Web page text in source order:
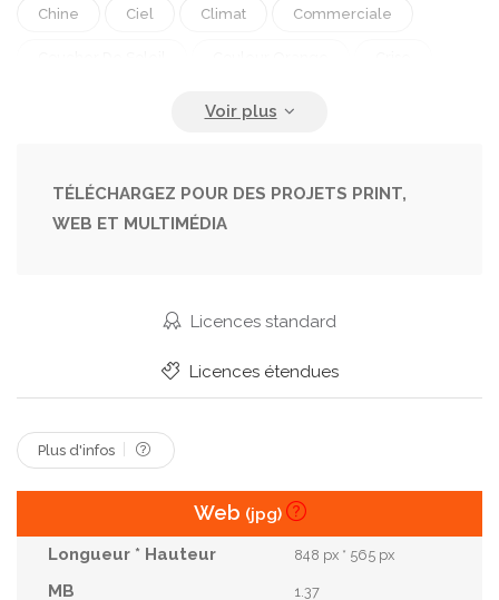
Chine Ciel Climat Commerciale
La Pollution La Terre Lueur Or
Rechauffement Rouge
TÉLÉCHARGEZ POUR DES PROJETS PRINT,
WEB ET MULTIMÉDIA
Licences standard
Licences étendues
Plus d'infos
Web (jpg)
848 px * 565 px
1.37